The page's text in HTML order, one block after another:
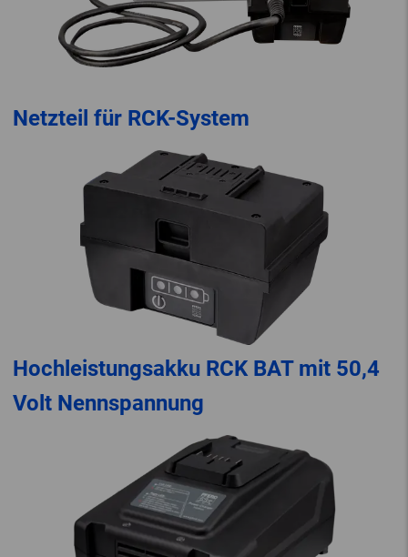
Netzteil für RCK-System
Hochleistungsakku RCK BAT mit 50,4
Volt Nennspannung